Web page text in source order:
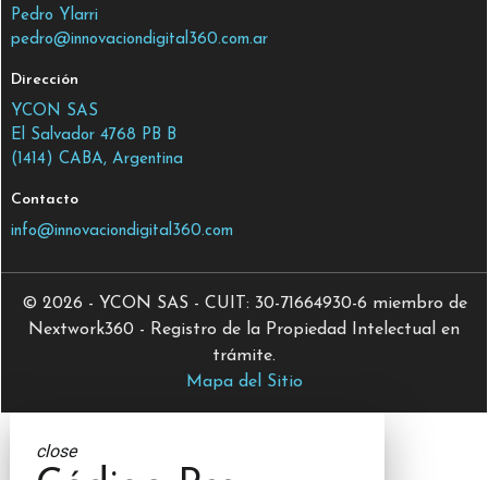
Pedro Ylarri
pedro@innovaciondigital360.com.ar
Dirección
YCON SAS
El Salvador 4768 PB B
(1414) CABA, Argentina
Contacto
info@innovaciondigital360.com
© 2026 - YCON SAS - CUIT: 30-71664930-6 miembro de
Nextwork360 - Registro de la Propiedad Intelectual en
trámite.
Mapa del Sitio
close